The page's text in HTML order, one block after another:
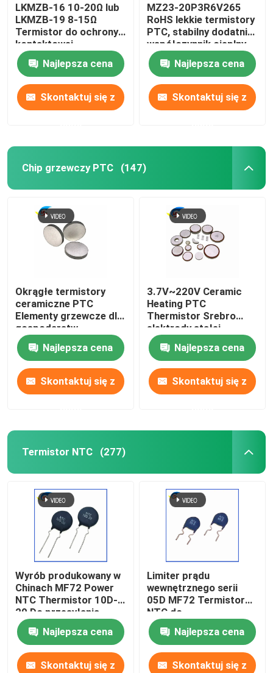
Miniaturowy bezpiecznik z wkładem
ochrona przed przeciążeniem termicznym
LKMZB-16 10-20Ω lub
LKMZB-19 8-15Ω
Termistor do ochrony
kontaktowej
przekaźnika Typ PTC
Termistor
wielofunkcyjny
Najlepsza cena
Skontaktuj się z
MZ23-20P3R6V265
RoHS lekkie termistory
PTC, stabilny dodatni
współczynnik cieplny
termistor do ochrony
przed prądem
Najlepsza cena
Skontaktuj się z
Chip grzewczy PTC (147)
Okrągłe termistory
ceramiczne PTC
Elementy grzewcze dla
gospodarstw
domowych i przemysłu
motoryzacyjnego
Pelety najwyższej
jakości
Najlepsza cena
Skontaktuj się z
3.7V~220V Ceramic
Heating PTC
Thermistor Srebro
elektrody stałej
temperatury płyty
grzewczejNajlepsza cena
Skontaktuj się z
Termistor NTC (277)
Wyrób produkowany w
Chinach MF72 Power
NTC Thermistor 10D-
20 Do przesyłania
dźwięku
Najlepsza cena
Skontaktuj się z
Limiter prądu
wewnętrznego serii
05D MF72 Termistor
NTC do
oświetleniowych o
oszczędności energii,
balastów,
przełączników
Najlepsza cena
Skontaktuj się z